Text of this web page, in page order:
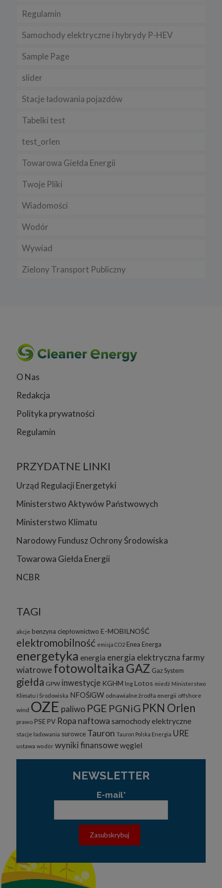
Regulamin
Samochody elektryczne i hybrydy P-HEV
Sample Page
slider
Stacje ładowania pojazdów
Tabelki test
test_orlen
Towarowa Giełda Energii
Twoje Pliki
Wiadomości
Wodór
Wywiad
Zielony Transport Publiczny
O Nas
Redakcja
Polityka prywatności
Regulamin
PRZYDATNE LINKI
Urząd Regulacji Energetyki
Ministerstwo Aktywów Państwowych
Ministerstwo Klimatu
Narodowy Fundusz Ochrony Środowiska
Towarowa Giełda Energii
NCBR
TAGI
akcje benzyna ciepłownictwo E-MOBILNOŚĆ
elektromobilność emisja CO2 Enea Energa
energetyka energia energia elektrycznafarmy
wiatrowefotowoltaika GAZ Gaz System
giełda GPW inwestycje KGHM lng Lotos miedź Ministerstwo
Klimatu i Środowiska NFOŚiGW odnawialne żrodła energii offshore
wind OZE paliwo PGE PGNiG PKN Orlen
prawo PSE PV Ropa naftowa samochody elektryczne
stacje ładowania surowce Tauron Tauron Polska Energia URE
ustawa wodór wyniki finansowewęgiel
NEWSLETTER
E-mail*